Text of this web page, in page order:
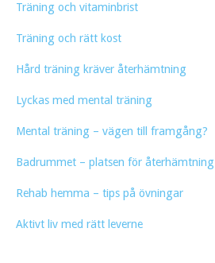
Träning och vitaminbrist
Träning och rätt kost
Hård träning kräver återhämtning
Lyckas med mental träning
Mental träning – vägen till framgång?
Badrummet – platsen för återhämtning
Rehab hemma – tips på övningar
Aktivt liv med rätt leverne